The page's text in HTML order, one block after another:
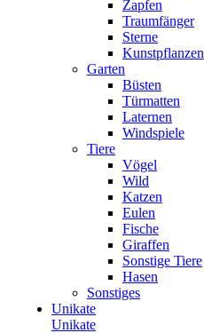
Zapfen
Traumfänger
Sterne
Kunstpflanzen
Garten
Büsten
Türmatten
Laternen
Windspiele
Tiere
Vögel
Wild
Katzen
Eulen
Fische
Giraffen
Sonstige Tiere
Hasen
Sonstiges
Unikate
Unikate